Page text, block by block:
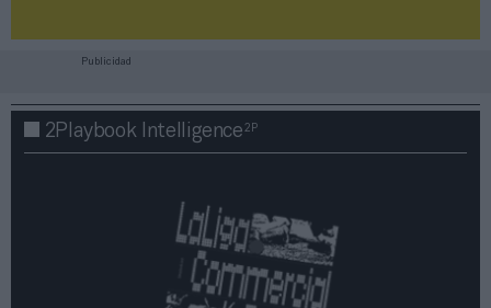
Publicidad
2Playbook Intelligence2P